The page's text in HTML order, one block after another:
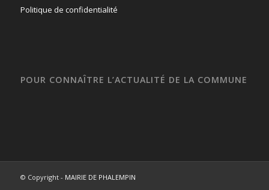
Politique de confidentialité
POUR CONNAÎTRE L’ACTUALITÉ DE LA COMMUNE
© Copyright - MAIRIE DE PHALEMPIN